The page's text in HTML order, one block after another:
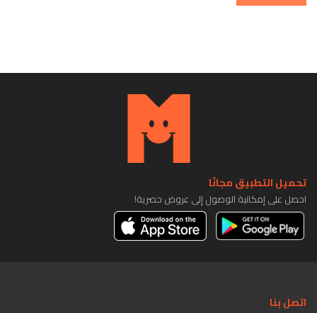
تحميل التطبيق مجانًا
احصل على إمكانية الوصول إلى عروض حصرية!
اتصل بنا